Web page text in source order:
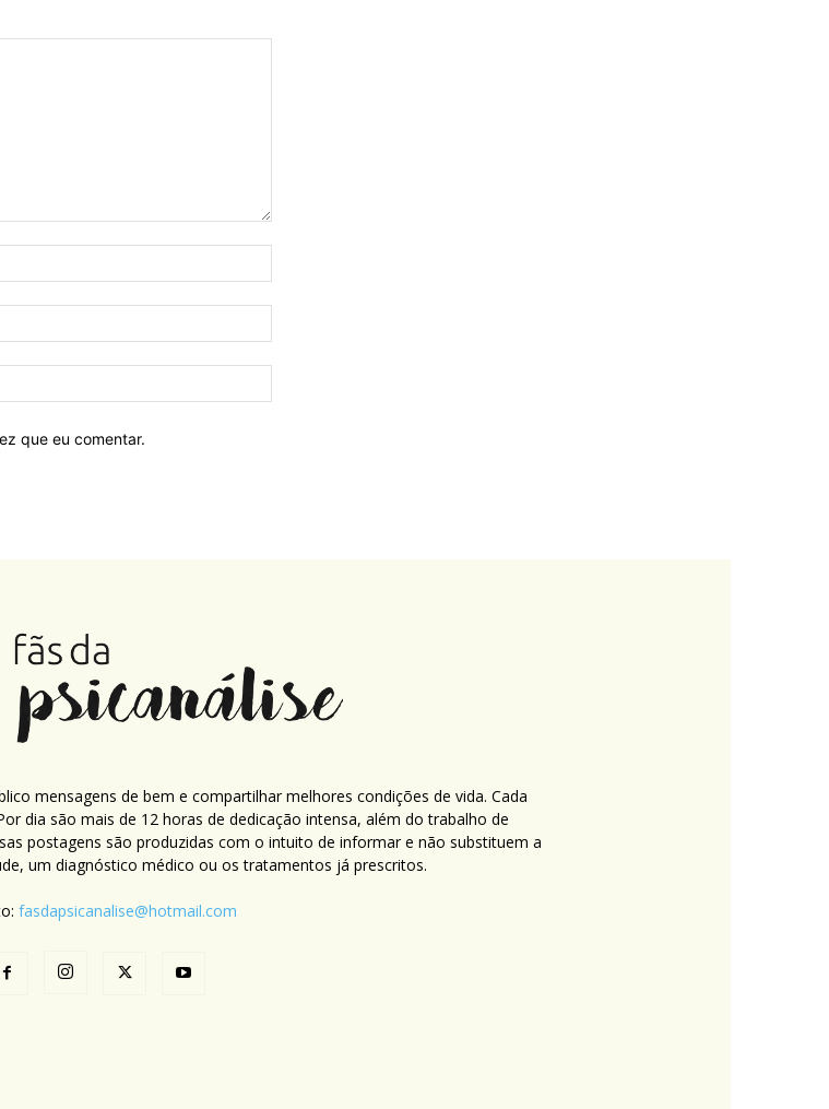
que eu comentar.
mensagens de bem e compartilhar melhores condições de vida. Cada
dia são mais de 12 horas de dedicação intensa, além do trabalho de
postagens são produzidas com o intuito de informar e não substituem a
um diagnóstico médico ou os tratamentos já prescritos.
fasdapsicanalise@hotmail.com